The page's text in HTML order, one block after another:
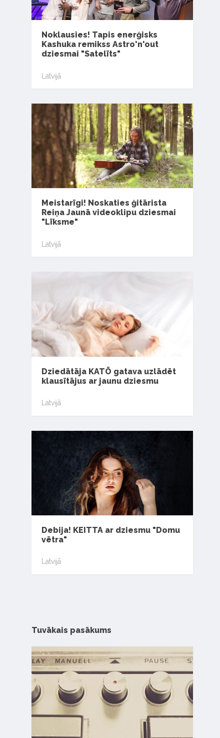
Noklausies! Tapis enerģisks
Kashuka remikss Astro'n'out
dziesmai "Satelīts"
Latvijā
Meistarīgi! Noskaties ģitārista
Reiņa Jaunā videoklipu dziesmai
"Līksme"
Latvijā
Dziedātāja KATŌ gatava uzlādēt
klausītājus ar jaunu dziesmu
Latvijā
Debija! KEITTA ar dziesmu "Domu
vētra"
Latvijā
Tuvākais pasākums